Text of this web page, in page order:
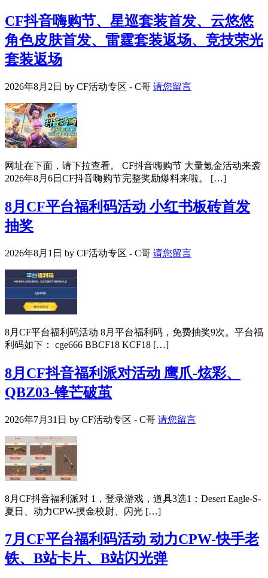
CF抖音嗨购节、星巡套装首发、云悠悠
角色皮肤首发、雷霆套装返场、竞技荣光
套装返场
2026年8月2日 by CF活动专区 - C哥 请您留言
网址在下面，请下拉查看。 CF抖音嗨购节 大量氪金活动来袭
2026年8月6日CF抖音嗨购节完整奖励爆料来啦。 […]
8月CF平台福利码活动 小红书板砖首发
抽奖
2026年8月1日 by CF活动专区 - C哥 请您留言
8月CF平台福利码活动 8月平台福利码，免费抽奖9次。平台福
利码如下： cge666 BBCF18 KCF18 […]
8月CF抖音福利派对活动 鹰爪-炫彩、
QBZ03-锋芒破茧
2026年7月31日 by CF活动专区 - C哥 请您留言
8月CF抖音福利派对 1，登录游戏，道具3选1：Desert Eagle-S-
夏日、动力CPW-摸金校尉、闪光 […]
7月CF平台福利码活动 动力CPW-快手老
铁、B站卡片、B站闪光弹